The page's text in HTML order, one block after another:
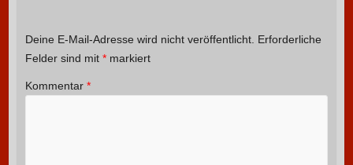
Deine E-Mail-Adresse wird nicht veröffentlicht. Erforderliche
Felder sind mit *markiert
Kommentar *